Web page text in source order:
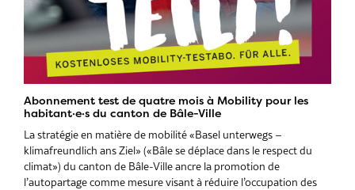
Abonnement test de quatre mois à Mobility pour les
habitant·e·s du canton de Bâle-Ville
La stratégie en matière de mobilité «Basel unterwegs –
klimafreundlich ans Ziel» («Bâle se déplace dans le respect du
climat») du canton de Bâle-Ville ancre la promotion de
l’autopartage comme mesure visant à réduire l’occupation des